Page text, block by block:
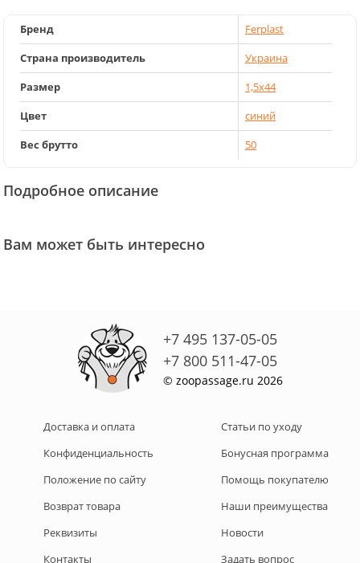
Бренд
Ferplast
Страна производитель
Украина
Размер
1,5x44
Цвет
синий
Вес брутто
50
Подробное описание
Вам может быть интересно
+7 495 137-05-05
+7 800 511-47-05
© zoopassage.ru 2026
Доставка и оплата
Конфиденциальность
Положение по сайту
Возврат товара
Реквизиты
Контакты
Статьи по уходу
Бонусная программа
Помощь покупателю
Наши преимущества
Новости
Задать вопрос